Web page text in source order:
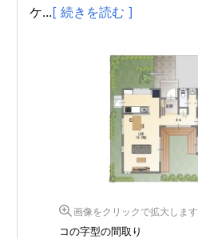
ケ...[ 続きを読む ]
画像をクリックで拡大します
コの字型の間取り